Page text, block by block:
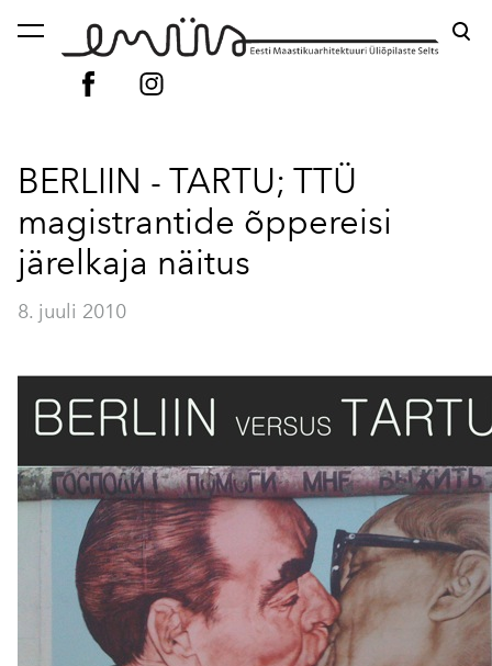
lisati ostukorvi. Vaata ostukorvi
BERLIIN - TARTU; TTÜ
magistrantide õppereisi
järelkaja näitus
8. juuli 2010